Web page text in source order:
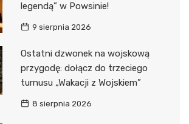
legendą” w Powsinie!
9 sierpnia 2026
Ostatni dzwonek na wojskową
przygodę: dołącz do trzeciego
turnusu „Wakacji z Wojskiem”
8 sierpnia 2026